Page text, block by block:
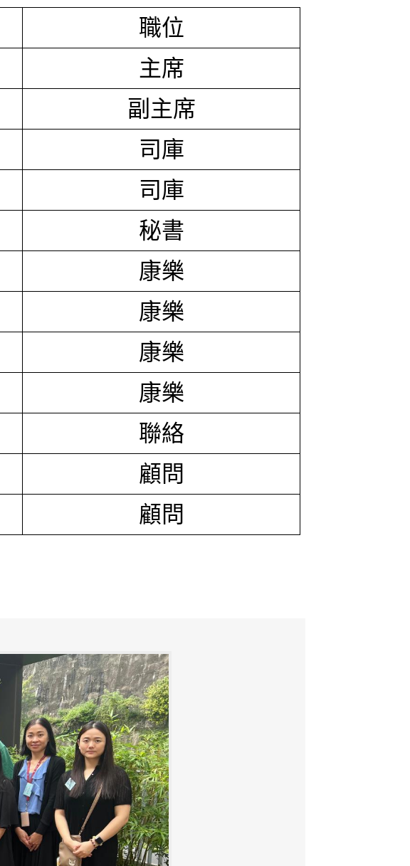
職位
主席
副主席
司庫
司庫
秘書
康樂
康樂
康樂
康樂
聯絡
顧問
顧問